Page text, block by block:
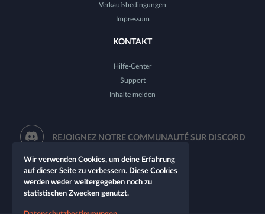
Verkaufsbedingungen
Impressum
KONTAKT
Hilfe-Center
Support
Inhalte melden
REJOIGNEZ NOTRE COMMUNAUTÉ SUR DISCORD
Wir verwenden Cookies, um deine Erfahrung
auf dieser Seite zu verbessern. Diese Cookies
werden weder weitergegeben noch zu
statistischen Zwecken genutzt.